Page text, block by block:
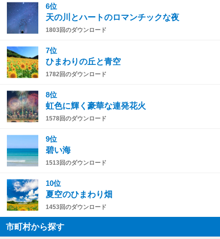
6位
天の川とハートのロマンチックな夜
1803回のダウンロード
7位
ひまわりの丘と青空
1782回のダウンロード
8位
虹色に輝く豪華な連発花火
1578回のダウンロード
9位
碧い海
1513回のダウンロード
10位
夏空のひまわり畑
1453回のダウンロード
市町村から探す